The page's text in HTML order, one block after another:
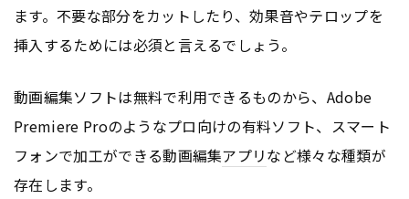
ます。不要な部分をカットしたり、効果音やテロップを
挿入するためには必須と言えるでしょう。
動画編集ソフトは無料で利用できるものから、Adobe
Premiere Proのようなプロ向けの有料ソフト、スマート
フォンで加工ができる動画編集アプリなど様々な種類が
存在します。